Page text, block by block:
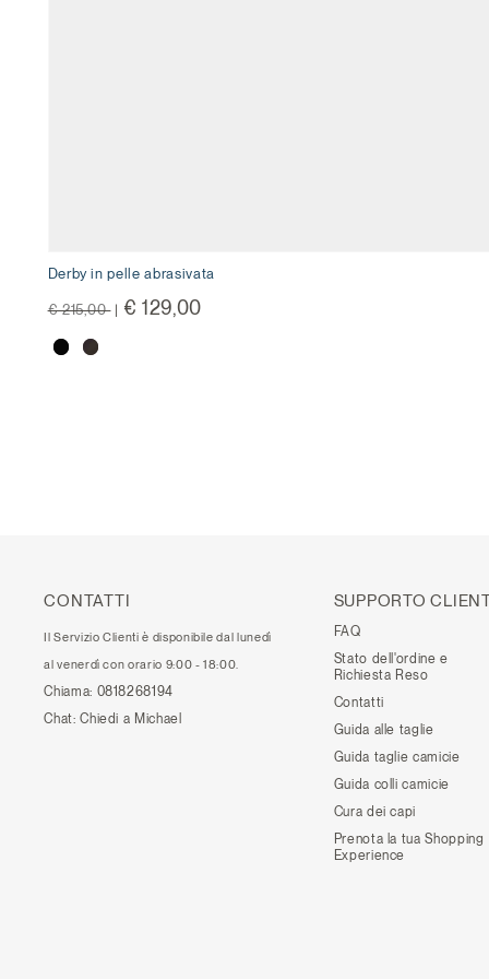
Derby in pelle abrasivata
Price reduced from
€ 215,00 to| € 129,00
CONTATTI
Il Servizio Clienti è disponibile dal lunedì
al venerdì con orario 9:00 - 18:00.
Chiama: 0818268194
Chat: Chiedi a Michael
SUPPORTO
FAQ
Stato dell'ordine e
Richiesta Reso
Contatti
Guida alle taglie
Guida taglie camicie
Guida colli camicie
Cura dei capi
Prenota la tua Shopping
Experience